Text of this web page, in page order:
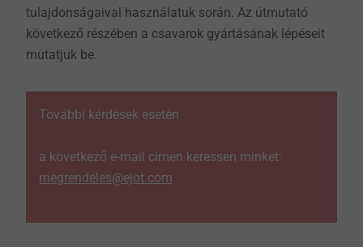
tulajdonságaival használatuk során. Az útmutató
következő részében a csavarok gyártásának lépéseit
mutatjuk be.
További kérdések esetén
a következő e-mail címen keressen minket:
megrendeles@ejot.com